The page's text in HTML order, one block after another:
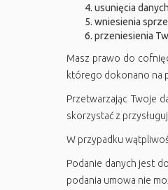
usunięcia
wniesienia
przeniesienia
Masz prawo do
którego dokonano na
Przetwarzając Twoje
skorzystać z
W przypadku
Podanie danych jest
podania umowa nie